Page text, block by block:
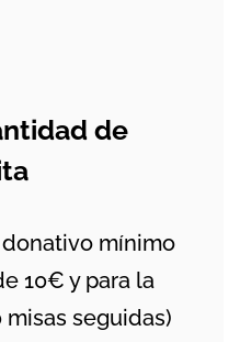
de
mínimo
10€ y para la
misas seguidas)